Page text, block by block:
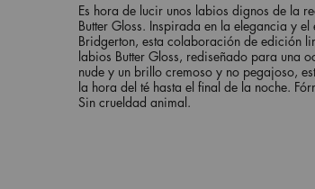
Es hora de lucir unos labios dignos de la
Butter Gloss. Inspirada en la elegancia y
Bridgerton, esta colaboración de edición
labios Butter Gloss, rediseñado para una
nude y un brillo cremoso y no pegajoso,
la hora del té hasta el final de la noche.
Sin crueldad animal.